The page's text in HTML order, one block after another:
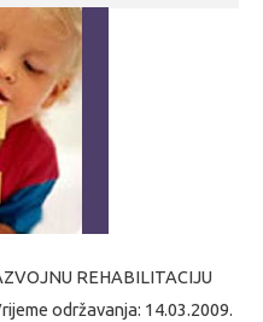
REHABILITACIJU
održavanja: 14.03.2009.